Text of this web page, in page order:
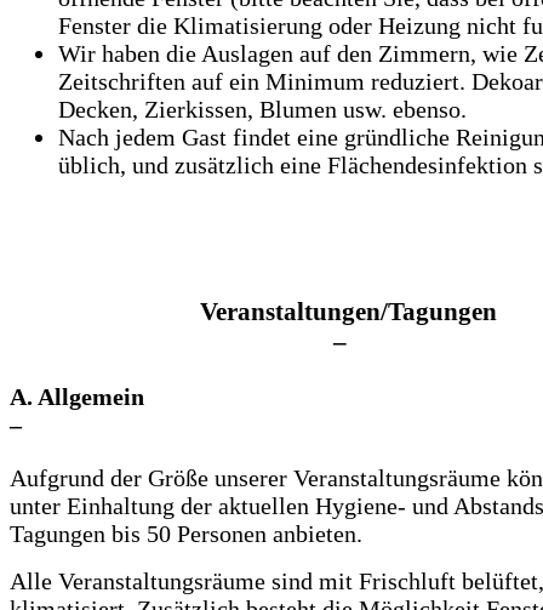
Fenster die Klimatisierung oder Heizung nicht
Wir haben die Auslagen auf den Zimmern, wie
Zeitschriften auf ein Minimum reduziert.
Decken, Zierkissen, Blumen usw. ebenso.
Nach jedem Gast findet eine gründliche
üblich, und zusätzlich eine Flächendesinfektion
Veranstaltungen/Tagungen
–
A. Allgemein
–
Aufgrund der Größe unserer Veranstaltungsräume
unter Einhaltung der aktuellen Hygiene- und
Tagungen bis 50 Personen anbieten.
Alle Veranstaltungsräume sind mit Frischluft